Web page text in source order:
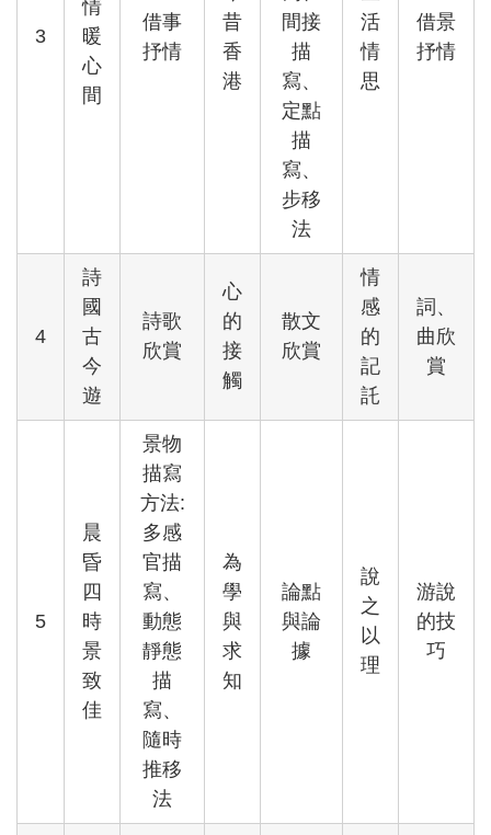
3
情
暖
心
間
借事
抒情
昔
香
港
間接
描
寫、
定點
描
寫、
步移
法
活
情
思
借景
抒情
4
詩
國
古
今
遊
詩歌
欣賞
心
的
接
觸
散文
欣賞
情
感
的
記
託
詞、
曲欣
賞
5
晨
昏
四
時
景
致
佳
景物
描寫
方法:
多感
官描
寫、
動態
靜態
描
寫、
隨時
推移
法
為
學
與
求
知
論點
與論
據
說
之
以
理
游說
的技
巧